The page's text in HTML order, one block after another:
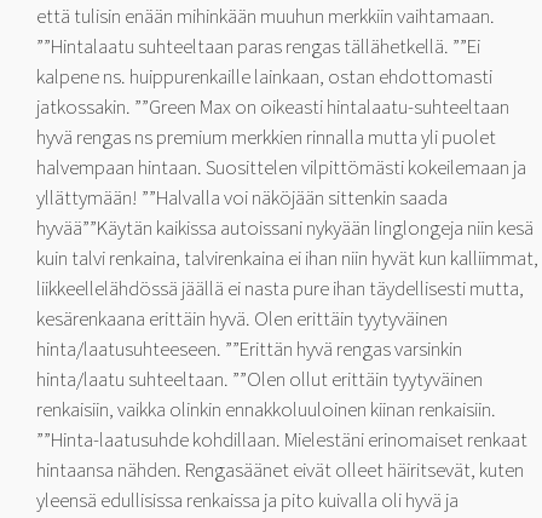
että tulisin enään mihinkään muuhun merkkiin vaihtamaan.
””Hintalaatu suhteeltaan paras rengas tällähetkellä. ””Ei
kalpene ns. huippurenkaille lainkaan, ostan ehdottomasti
jatkossakin. ””Green Max on oikeasti hintalaatu-suhteeltaan
hyvä rengas ns premium merkkien rinnalla mutta yli puolet
halvempaan hintaan. Suosittelen vilpittömästi kokeilemaan ja
yllättymään! ””Halvalla voi näköjään sittenkin saada
hyvää””Käytän kaikissa autoissani nykyään linglongeja niin kesä
kuin talvi renkaina, talvirenkaina ei ihan niin hyvät kun kalliimmat,
liikkeellelähdössä jäällä ei nasta pure ihan täydellisesti mutta,
kesärenkaana erittäin hyvä. Olen erittäin tyytyväinen
hinta/laatusuhteeseen. ””Erittän hyvä rengas varsinkin
hinta/laatu suhteeltaan. ””Olen ollut erittäin tyytyväinen
renkaisiin, vaikka olinkin ennakkoluuloinen kiinan renkaisiin.
””Hinta-laatusuhde kohdillaan. Mielestäni erinomaiset renkaat
hintaansa nähden. Rengasäänet eivät olleet häiritsevät, kuten
yleensä edullisissa renkaissa ja pito kuivalla oli hyvä ja